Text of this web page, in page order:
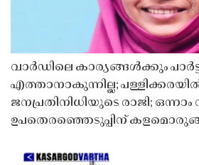
വാർഡിലെ കാര്യങ്ങൾക്കും
എത്താനാകുന്നില്ല; പള്ളിക്കരയിൽ
ജനപ്രതിനിധിയുടെ രാജി;
ഉപതെരഞ്ഞെടുപ്പിന്